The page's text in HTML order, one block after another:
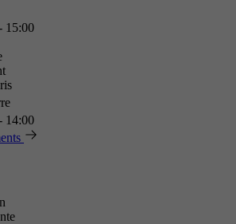
15:00
14:00